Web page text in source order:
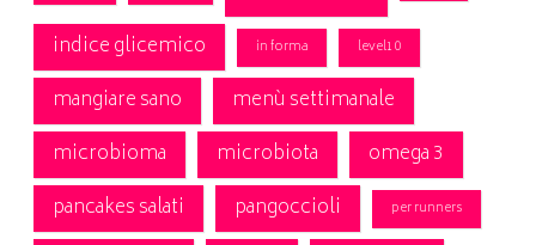
indice glicemico in forma level10
mangiare sano
menù settimanale
microbioma
microbiota
omega 3
pancakes salati
pangoccioli per runners